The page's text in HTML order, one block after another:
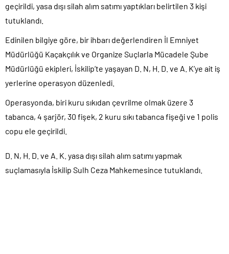
geçirildi, yasa dışı silah alım satımı yaptıkları belirtilen 3 kişi
tutuklandı.
Edinilen bilgiye göre, bir ihbarı değerlendiren İl Emniyet
Müdürlüğü Kaçakçılık ve Organize Suçlarla Mücadele Şube
Müdürlüğü ekipleri, İskilip’te yaşayan D. N, H. D. ve A. K’ye ait iş
yerlerine operasyon düzenledi.
Operasyonda, biri kuru sıkıdan çevrilme olmak üzere 3
tabanca, 4 şarjör, 30 fişek, 2 kuru sıkı tabanca fişeği ve 1 polis
copu ele geçirildi.
D. N, H. D. ve A. K. yasa dışı silah alım satımı yapmak
suçlamasıyla İskilip Sulh Ceza Mahkemesince tutuklandı.